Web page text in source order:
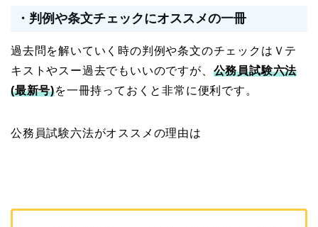
・判例や条文チェックにオススメの一冊
過去問を解いていく時の判例や条文のチェックはＶテ
キストやスー過去でもいいのですが、 公務員試験六法
(最新号)を一冊持っておくと非常に便利です。
公務員試験六法がオススメの理由は